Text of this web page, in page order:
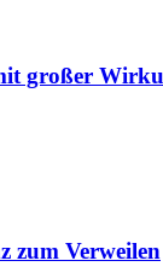
großer
zum Verweilen